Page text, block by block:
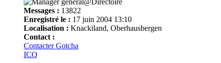
Messages : 13822
Enregistré le : 17 juin 2004 13:10
Localisation : Knackiland, Oberhausbergen
Contact :
Contacter Gotcha
ICQ